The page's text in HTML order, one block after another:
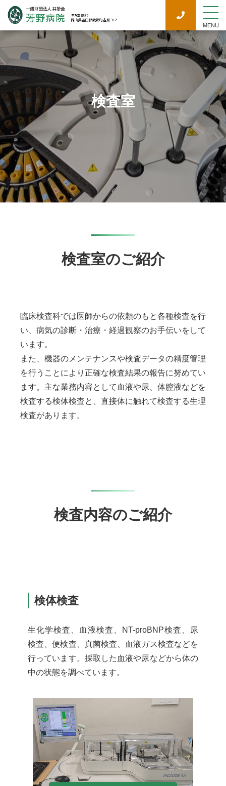
MENU
検査室
検査室のご紹介
臨床検査科では医師からの依頼のもと各種検査を行
い、病気の診断・治療・経過観察のお手伝いをして
います。
また、機器のメンテナンスや検査データの精度管理
を行うことにより正確な検査結果の報告に努めてい
ます。主な業務内容として血液や尿、体腔液などを
検査する検体検査と、直接体に触れて検査する生理
検査があります。
検査内容のご紹介
検体検査
生化学検査、血液検査、NT-proBNP検査、尿
検査、便検査、真菌検査、血液ガス検査などを
行っています。採取した血液や尿などから体の
中の状態を調べています。